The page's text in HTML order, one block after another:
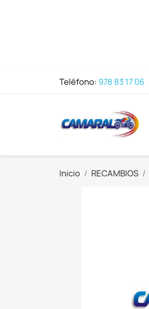
Teléfono: 978 83 17 06
Inicio RECAMBIOS